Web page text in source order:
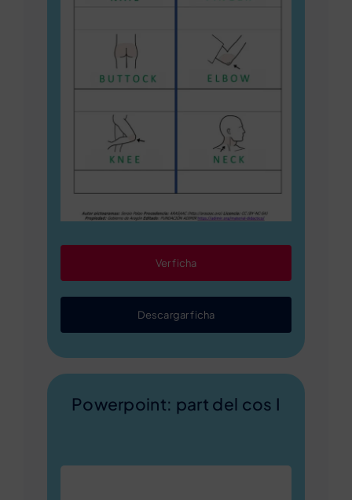
Ver ficha
Descargar ficha
Powerpoint: part del cos I